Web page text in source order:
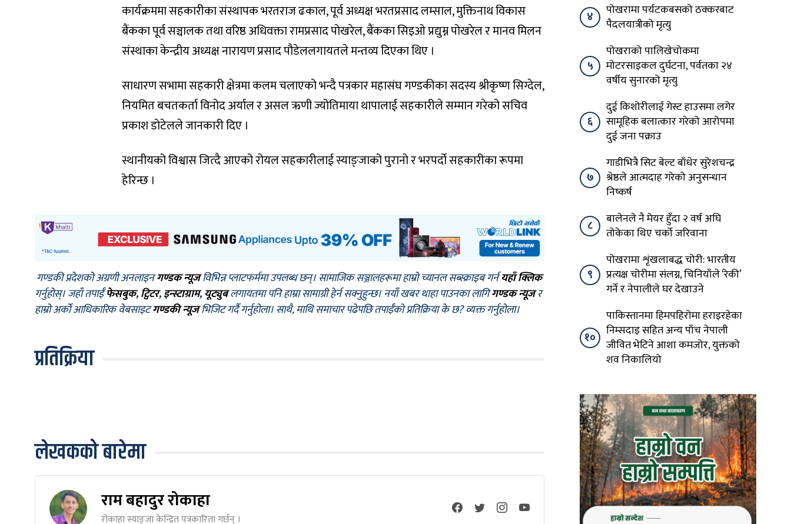
कार्यक्रममा सहकारीका संस्थापक भरतराज ढकाल, पूर्व अध्यक्ष भरतप्रसाद लम्साल, मुक्तिनाथ विकास
बैंकका पूर्व सञ्चालक तथा वरिष्ठ अधिवक्ता रामप्रसाद पोखरेल, बैंकका सिइओ प्रद्युम्न पोखरेल र मानव मिलन
संस्थाका केन्द्रीय अध्यक्ष नारायण प्रसाद पौडेललगायतले मन्तव्य दिएका थिए ।
साधारण सभामा सहकारी क्षेत्रमा कलम चलाएको भन्दै पत्रकार महासंघ गण्डकीका सदस्य श्रीकृष्ण सिग्देल,
नियमित बचतकर्ता विनोद अर्याल र असल ऋणी ज्योतिमाया थापालाई सहकारीले सम्मान गरेको सचिव
प्रकाश डोटेलले जानकारी दिए ।
स्थानीयको विश्वास जित्दै आएको रोयल सहकारीलाई स्याङ्जाको पुरानो र भरपर्दो सहकारीका रूपमा
हेरिन्छ ।
गण्डकी प्रदेशको अग्रणी अनलाइनगण्डक न्यूजविभिन्न प्लाटफर्ममा उपलब्ध छन्। सामाजिक सञ्जालहरूमा हाम्रो च्यानल सब्स्क्राइब गर्नयहाँ क्लिक
गर्नुहोस्। जहाँ तपाईँफेसबुक,ट्विटर,इन्स्टाग्राम, यूट्युबलगायतमा पनि हाम्रा सामाग्री हेर्न सक्नुहुन्छ। नयाँ खबर थाहा पाउनका लागिगण्डक न्यूजर
हाम्रो अर्को आधिकारिक वेबसाइटगण्डकी न्यूजभिजिट गर्दै गर्नुहोला। साथै, माथि समाचार पढेपछि तपाईँको प्रतिक्रिया के छ? व्यक्त गर्नुहोला।
प्रतिक्रिया
लेखकको बारेमा
राम बहादुर रोकाहा
रोकाहा स्याङ्जा केन्द्रित पत्रकारिता गर्छन् ।
४
पोखरामा पर्यटकबसको ठक्करबाट
पैदलयात्रीको मृत्यु
५
पोखराको पालिखेचोकमा
मोटरसाइकल दुर्घटना, पर्वतका २४
वर्षीय सुनारको मृत्यु
६
दुई किशोरीलाई गेस्ट हाउसमा लगेर
सामूहिक बलात्कार गरेको आरोपमा
दुई जना पक्राउ
७
गाडीभित्रै सिट बेल्ट बाँधेर सुरेशचन्द्र
श्रेष्ठले आत्मदाह गरेको अनुसन्धान
निष्कर्ष
८
बालेनले नै मेयर हुँदा २ वर्ष अघि
तोकेका थिए चर्को जरिवाना
९
पोखरामा शृंखलाबद्ध चोरी: भारतीय
प्रत्यक्ष चोरीमा संलग्न, चिनियाँले ‘रेकी’
गर्ने र नेपालीले घर देखाउने
१०
पाकिस्तानमा हिमपहिरोमा हराइरहेका
निम्सदाइ सहित अन्य पाँच नेपाली
जीवित भेटिने आशा कमजोर, युक्तको
शव निकालियो